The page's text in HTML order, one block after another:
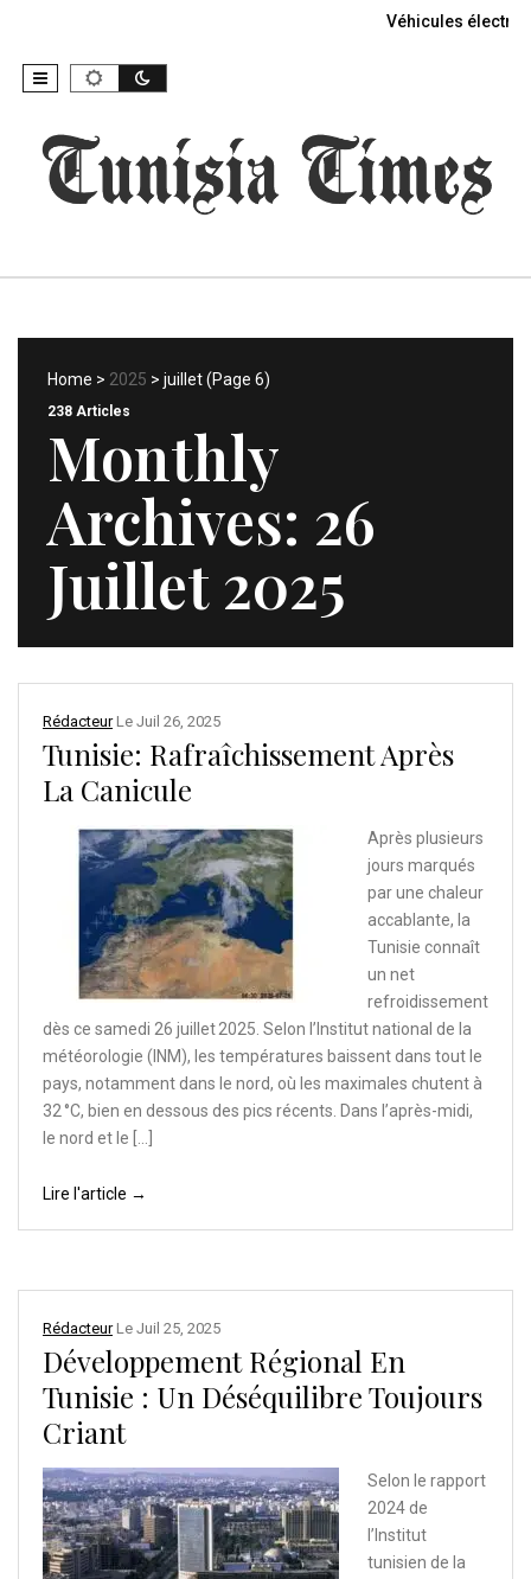
Véhicules
Home > 2025 > juillet (Page 6)
238 Articles
Monthly
Archives: 26
Juillet 2025
RédacteurLe Juil 26, 2025
Tunisie: Rafraîchissement Après
La Canicule
Après plusieurs
jours marqués
par une chaleur
accablante, la
Tunisie connaît
un net
refroidissement
dès ce samedi 26 juillet 2025. Selon l’Institut national de la
météorologie (INM), les températures baissent dans tout le
pays, notamment dans le nord, où les maximales chutent à
32 °C, bien en dessous des pics récents. Dans l’après-midi,
le nord et le […]
Lire l'article →
RédacteurLe Juil 25, 2025
Développement Régional En
Tunisie : Un Déséquilibre Toujours
Criant
Selon le rapport
2024 de
l’Institut
tunisien de la